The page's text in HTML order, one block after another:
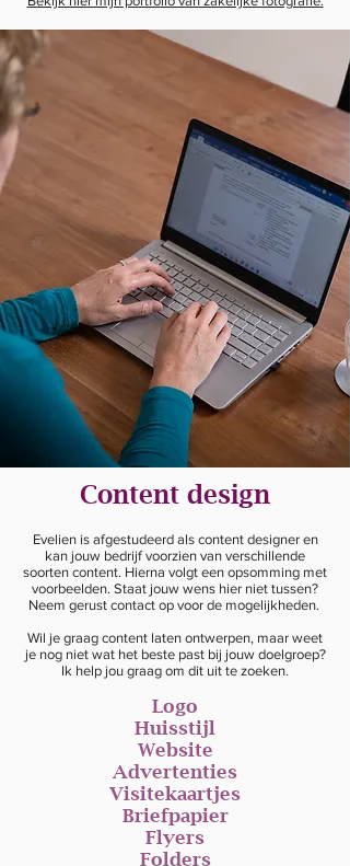
Content design
Evelien is afgestudeerd als content designer en
kan jouw bedrijf voorzien van verschillende
soorten content. Hierna volgt een opsomming met
voorbeelden. Staat jouw wens hier niet tussen?
Neem gerust contact op voor de mogelijkheden.
Wil je graag content laten ontwerpen, maar weet
je nog niet wat het beste past bij jouw doelgroep?
Ik help jou graag om dit uit te zoeken.
Logo
Huisstijl
Website
Advertenties
Visitekaartjes
Briefpapier
Flyers
Folders